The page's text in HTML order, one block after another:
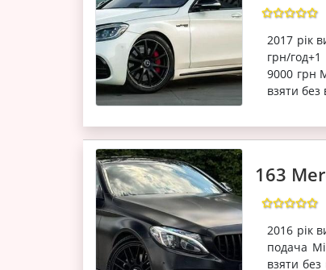
2017 рік
грн/
9000 грн
взяти
163
2016 рік
подача
взяти